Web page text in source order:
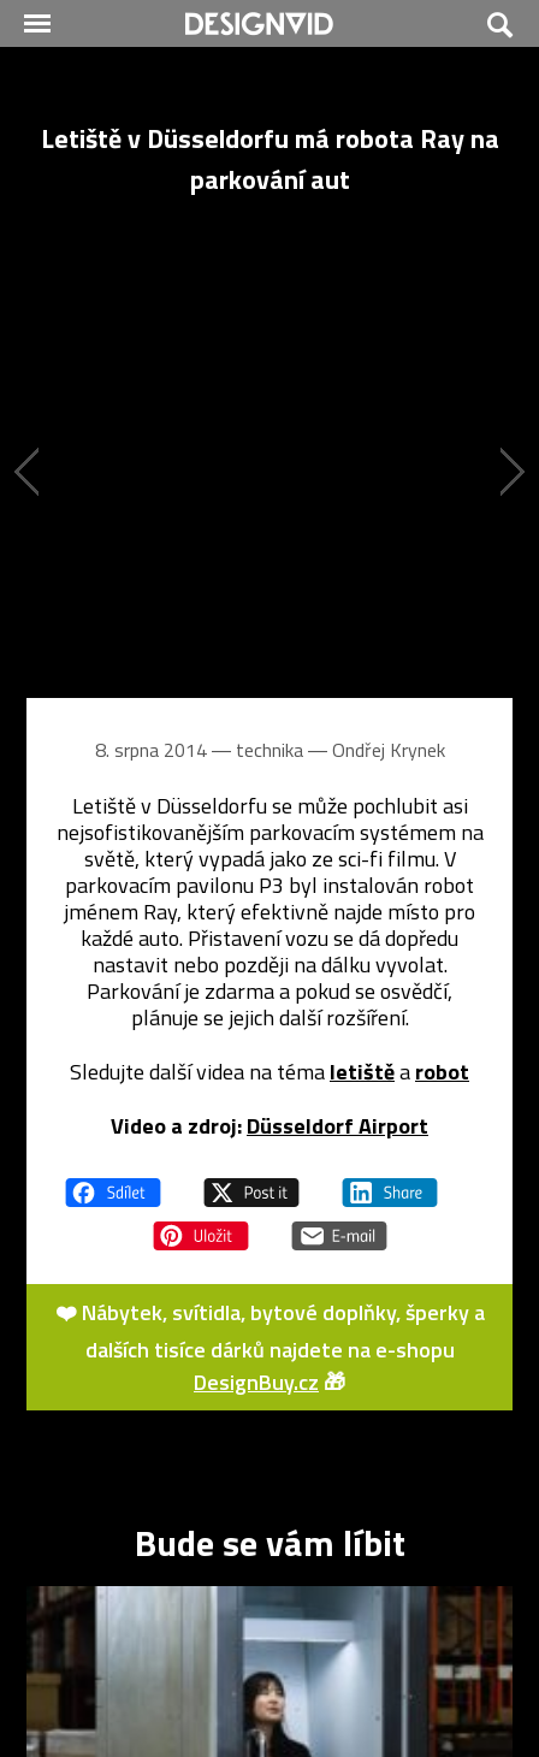
Letiště v Düsseldorfu má robota Ray na
parkování aut
8. srpna 2014 ― technika ―Ondřej Krynek
Letiště v Düsseldorfu se může pochlubit asi
nejsofistikovanějším parkovacím systémem na
světě, který vypadá jako ze sci-fi filmu. V
parkovacím pavilonu P3 byl instalován robot
jménem Ray, který efektivně najde místo pro
každé auto. Přistavení vozu se dá dopředu
nastavit nebo později na dálku vyvolat.
Parkování je zdarma a pokud se osvědčí,
plánuje se jejich další rozšíření.
Sledujte další videa na témaletištěarobot
Video a zdroj:Düsseldorf Airport
❤️ Nábytek, svítidla, bytové doplňky, šperky a
dalších tisíce dárků najdete na e-shopu
DesignBuy.cz 🎁
Bude se vám líbit